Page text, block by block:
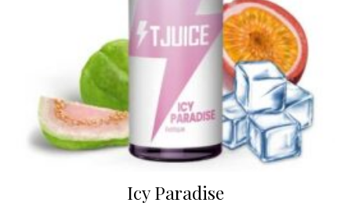
Icy Paradise